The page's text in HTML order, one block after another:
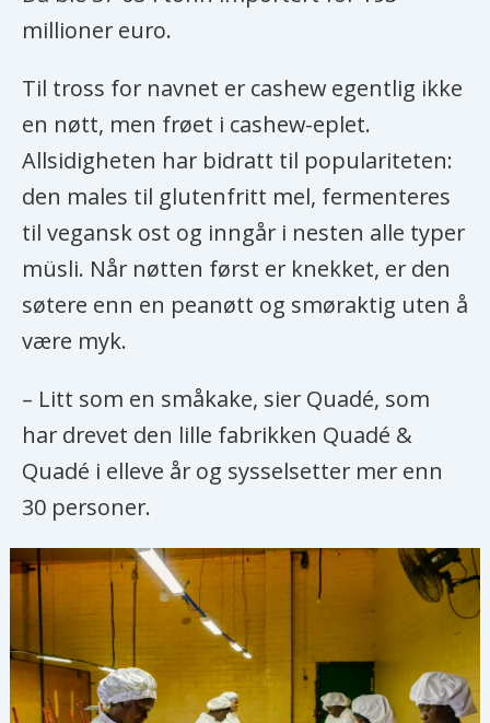
millioner euro.
Til tross for navnet er cashew egentlig ikke
en nøtt, men frøet i cashew-eplet.
Allsidigheten har bidratt til populariteten:
den males til glutenfritt mel, fermenteres
til vegansk ost og inngår i nesten alle typer
müsli. Når nøtten først er knekket, er den
søtere enn en peanøtt og smøraktig uten å
være myk.
– Litt som en småkake, sier Quadé, som
har drevet den lille fabrikken Quadé &
Quadé i elleve år og sysselsetter mer enn
30 personer.